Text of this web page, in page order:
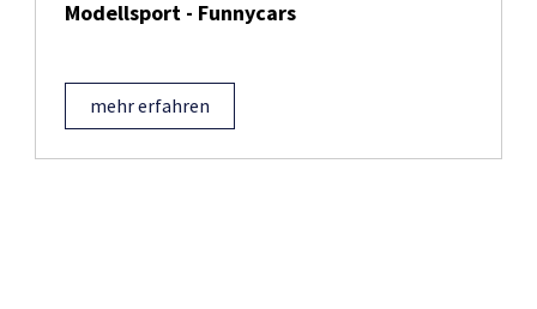
Modellsport - Funnycars
mehr erfahren